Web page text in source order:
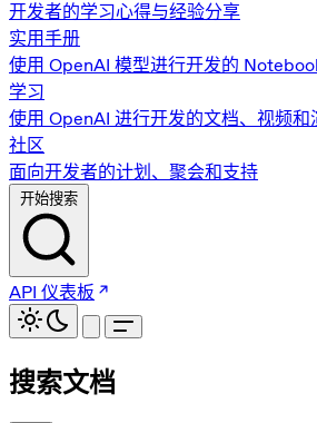
开发者的学习心得与经验分享
实用手册
使用 OpenAI 模型进行开发的
学习
使用 OpenAI 进行开发的文档、视频和
社区
面向开发者的计划、聚会和支持
开始搜索
API 仪表板
搜索文档